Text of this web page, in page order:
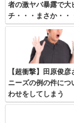
者の激ヤバ暴露で大
チ・・・まさか・・
【超衝撃】田原俊
ニーズの例の件につ
わせをしてしまう